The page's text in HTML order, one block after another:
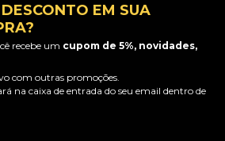
EM SUA
recebe um cupom de 5%, novidades,
com outras promoções.
na caixa de entrada do seu email dentro de